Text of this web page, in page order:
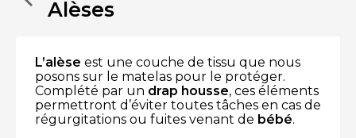
Alèses
L’alèse est une couche de tissu que nous
posons sur le matelas pour le protéger.
Complété par un drap housse, ces éléments
permettront d’éviter toutes tâches en cas de
régurgitations ou fuites venant de bébé.